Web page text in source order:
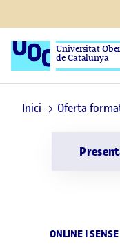
Universitat
de Catalunya
Inici Oferta
ONLINE I